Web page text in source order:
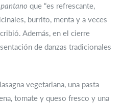
pantano que “es refrescante,
burrito, menta y a veces
Además, en el cierre
de danzas tradicionales
vegetariana, una pasta
tomate y queso fresco y una